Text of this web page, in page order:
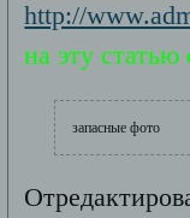
http://
на эту
запасные фото